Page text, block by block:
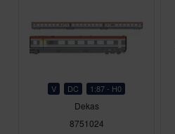
V DC 1:87 - H0
Dekas
8751024